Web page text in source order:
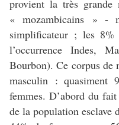
provient la très
« mozambicains » -
simplificateur ; les 8%
l’occurrence Indes,
Bourbon). Ce corpus de
masculin : quasiment
femmes. D’abord du
de la population esclave